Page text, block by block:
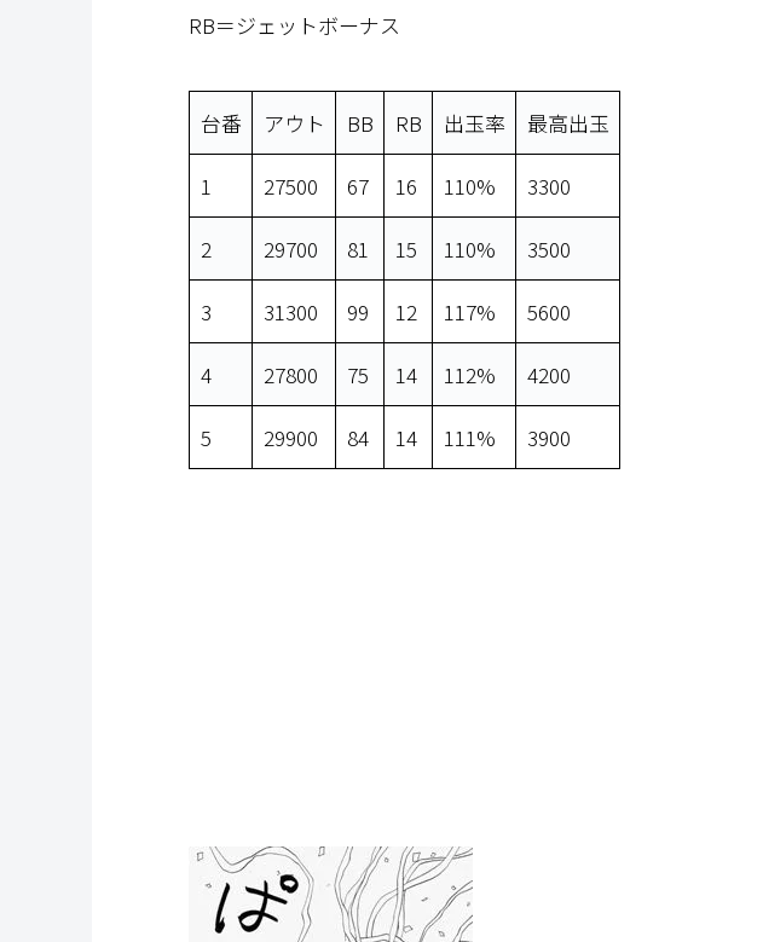
RB＝ジェットボーナス
台番 アウト BB RB 出玉率 最高出玉
1 27500 67 16 110% 3300
2 29700 81 15 110% 3500
3 31300 99 12 117% 5600
4 27800 75 14 112% 4200
5 29900 84 14 111% 3900